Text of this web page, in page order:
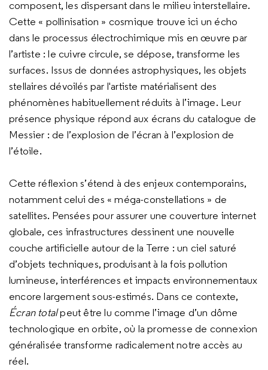
composent, les dispersant dans le milieu interstellaire.
Cette « pollinisation » cosmique trouve ici un écho
dans le processus électrochimique mis en œuvre par
l’artiste : le cuivre circule, se dépose, transforme les
surfaces. Issus de données astrophysiques, les objets
stellaires dévoilés par l'artiste matérialisent des
phénomènes habituellement réduits à l’image. Leur
présence physique répond aux écrans du catalogue de
Messier : de l’explosion de l’écran à l’explosion de
l’étoile.
Cette réflexion s’étend à des enjeux contemporains,
notamment celui des « méga-constellations » de
satellites. Pensées pour assurer une couverture internet
globale, ces infrastructures dessinent une nouvelle
couche artificielle autour de la Terre : un ciel saturé
d’objets techniques, produisant à la fois pollution
lumineuse, interférences et impacts environnementaux
encore largement sous-estimés. Dans ce contexte,
Écran totalpeut être lu comme l’image d’un dôme
technologique en orbite, où la promesse de connexion
généralisée transforme radicalement notre accès au
réel.